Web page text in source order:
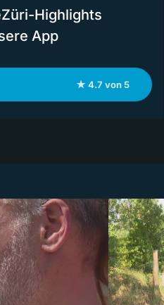
Highlights
App
★ 4.7 von 5